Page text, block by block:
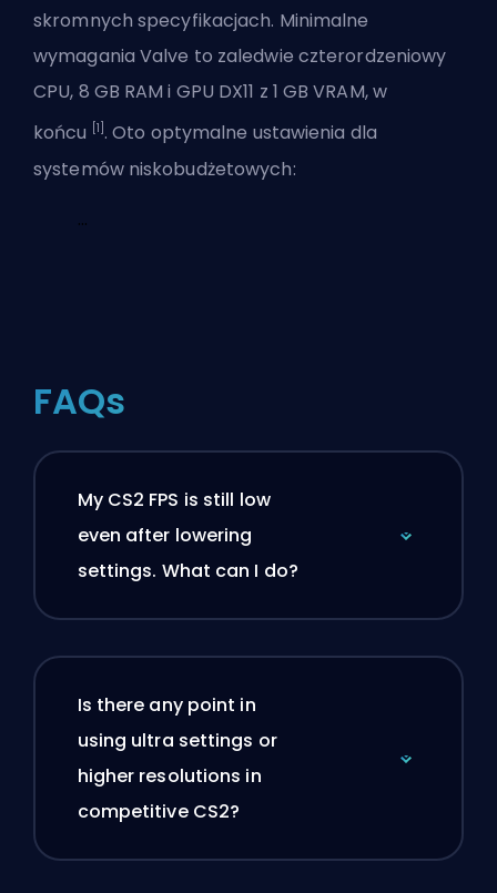
skromnych specyfikacjach. Minimalne
wymagania Valve to zaledwie czterordzeniowy
CPU, 8 GB RAM i GPU DX11 z 1 GB VRAM, w
końcu
[1] . Oto optymalne ustawienia dla
systemów niskobudżetowych:
...
FAQs
My CS2 FPS is still low
even after lowering
settings. What can I do?
Is there any point in
using ultra settings or
higher resolutions in
competitive CS2?